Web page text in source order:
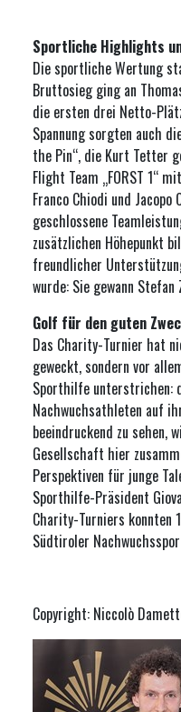
Sportliche Highlights
Die sportliche Wertung
Bruttosieg ging an
die ersten drei Netto-
Spannung sorgten auch
the Pin“, die Kurt Tetter
Flight Team „FORST 1“
Franco Chiodi und
geschlossene
zusätzlichen Höhepunkt
freundlicher
wurde: Sie gewann Stefan
Golf für den guten
Das Charity-Turnier hat
geweckt, sondern vor
Sporthilfe unterstrichen:
Nachwuchsathleten auf
beeindruckend zu sehen,
Gesellschaft hier
Perspektiven für junge
Sporthilfe-Präsident
Charity-Turniers konnten
Südtiroler
Copyright: Niccolò